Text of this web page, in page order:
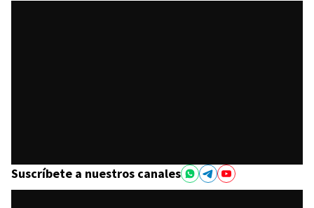
Suscríbete a nuestros canales